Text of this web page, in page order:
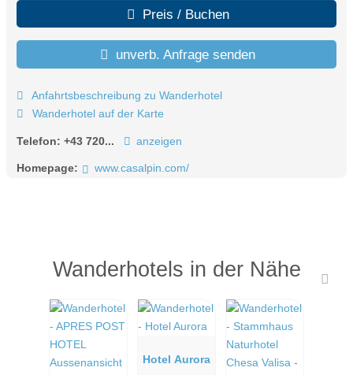
Faulenzen. Im Winter liegt eines der schönsten Skigebiete direkt
vor der Haustür. Für kulturelle Abwechslung sorgen diverse
Freizeitangebote in unmittelbare Nähe. Ein Urlaub in den
CASALPIN Chalets bedeutet damit: Urlaub ganz nach eigenem
Preis / Buchen
unverb. Anfrage senden
Anfahrtsbeschreibung zu Wanderhotel
Wanderhotel auf der Karte
Telefon: +43 720... anzeigen
Homepage: www.casalpin.com/
Wanderhotels in der Nähe
Hotel Aurora